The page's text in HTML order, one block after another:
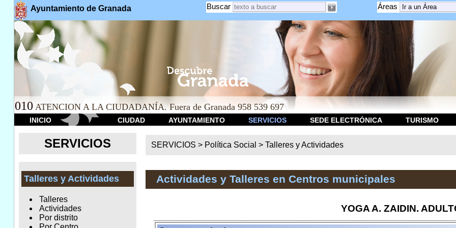
Ayuntamiento de Granada Áreas
Buscar
010 ATENCION A LA CIUDADANÍA. Fuera de Granada 958 539 697
INICIO CIUDAD AYUNTAMIENTO SERVICIOS SEDE ELECTRÓNICA TURISMO
SERVICIOS
Talleres y Actividades
Talleres
Actividades
Por distrito
SERVICIOS > Política Social >Talleres y Actividades
Actividades y Talleres en Centros municipales
YOGA A. ZAIDIN.